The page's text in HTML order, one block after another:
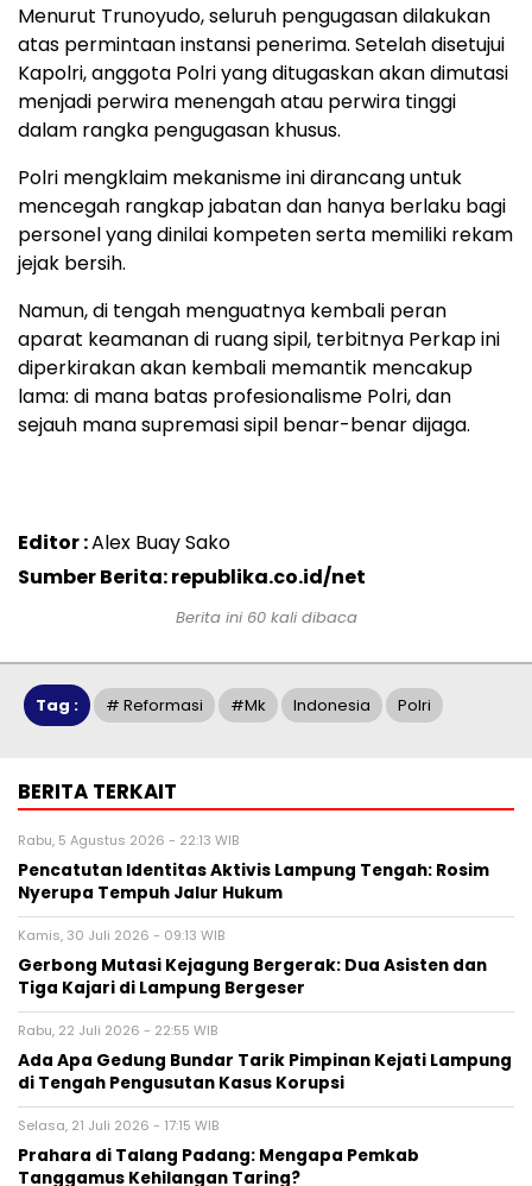
Menurut Trunoyudo, seluruh pengugasan dilakukan
atas permintaan instansi penerima. Setelah disetujui
Kapolri, anggota Polri yang ditugaskan akan dimutasi
menjadi perwira menengah atau perwira tinggi
dalam rangka pengugasan khusus.
Polri mengklaim mekanisme ini dirancang untuk
mencegah rangkap jabatan dan hanya berlaku bagi
personel yang dinilai kompeten serta memiliki rekam
jejak bersih.
Namun, di tengah menguatnya kembali peran
aparat keamanan di ruang sipil, terbitnya Perkap ini
diperkirakan akan kembali memantik mencakup
lama: di mana batas profesionalisme Polri, dan
sejauh mana supremasi sipil benar-benar dijaga.
Editor :Alex Buay Sako
Sumber Berita: republika.co.id/net
Berita ini 60 kali dibaca
Tag : # Reformasi #mk Indonesia Polri
BERITA TERKAIT
Rabu, 5 Agustus 2026 - 22:13 WIB
Pencatutan Identitas Aktivis Lampung Tengah: Rosim
Nyerupa Tempuh Jalur Hukum
Kamis, 30 Juli 2026 - 09:13 WIB
Gerbong Mutasi Kejagung Bergerak: Dua Asisten dan
Tiga Kajari di Lampung Bergeser
Rabu, 22 Juli 2026 - 22:55 WIB
Ada Apa Gedung Bundar Tarik Pimpinan Kejati Lampung
di Tengah Pengusutan Kasus Korupsi
Selasa, 21 Juli 2026 - 17:15 WIB
Prahara di Talang Padang: Mengapa Pemkab
Tanggamus Kehilangan Taring?